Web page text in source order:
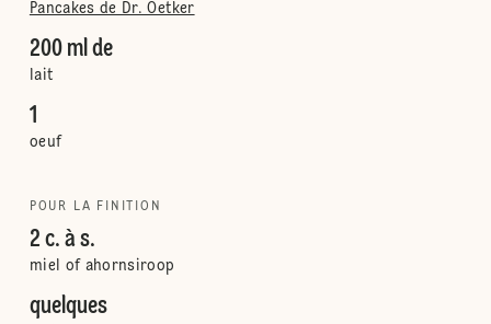
Pancakes de Dr. Oetker
200 ml de
lait
1
oeuf
POUR LA FINITION
2 c. à s.
miel of ahornsiroop
quelques